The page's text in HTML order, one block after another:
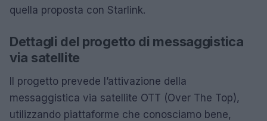
quella proposta con Starlink.
Dettagli del progetto di messaggistica
via satellite
Il progetto prevede l’attivazione della
messaggistica via satellite OTT (Over The Top),
utilizzando piattaforme che conosciamo bene,